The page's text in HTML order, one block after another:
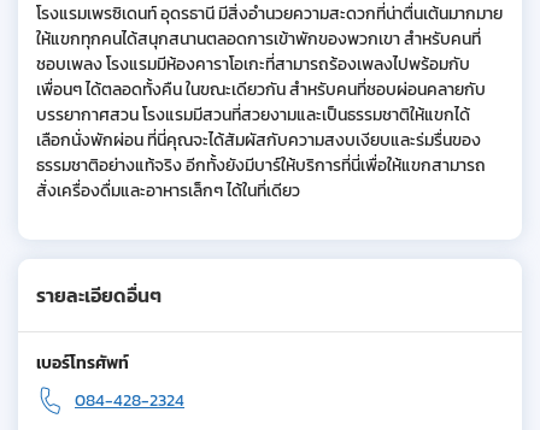
โรงแรมเพรซิเดนท์ อุดรธานี มีสิ่งอำนวยความสะดวกที่น่าตื่นเต้นมากมาย
ให้แขกทุกคนได้สนุกสนานตลอดการเข้าพักของพวกเขา สำหรับคนที่
ชอบเพลง โรงแรมมีห้องคาราโอเกะที่สามารถร้องเพลงไปพร้อมกับ
เพื่อนๆ ได้ตลอดทั้งคืน ในขณะเดียวกัน สำหรับคนที่ชอบผ่อนคลายกับ
บรรยากาศสวน โรงแรมมีสวนที่สวยงามและเป็นธรรมชาติให้แขกได้
เลือกนั่งพักผ่อน ที่นี่คุณจะได้สัมผัสกับความสงบเงียบและร่มรื่นของ
ธรรมชาติอย่างแท้จริง อีกทั้งยังมีบาร์ให้บริการที่นี่เพื่อให้แขกสามารถ
สั่งเครื่องดื่มและอาหารเล็กๆ ได้ในที่เดียว
รายละเอียดอื่นๆ
เบอร์โทรศัพท์
084-428-2324